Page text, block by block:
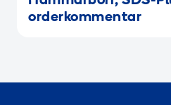
orderkommentar